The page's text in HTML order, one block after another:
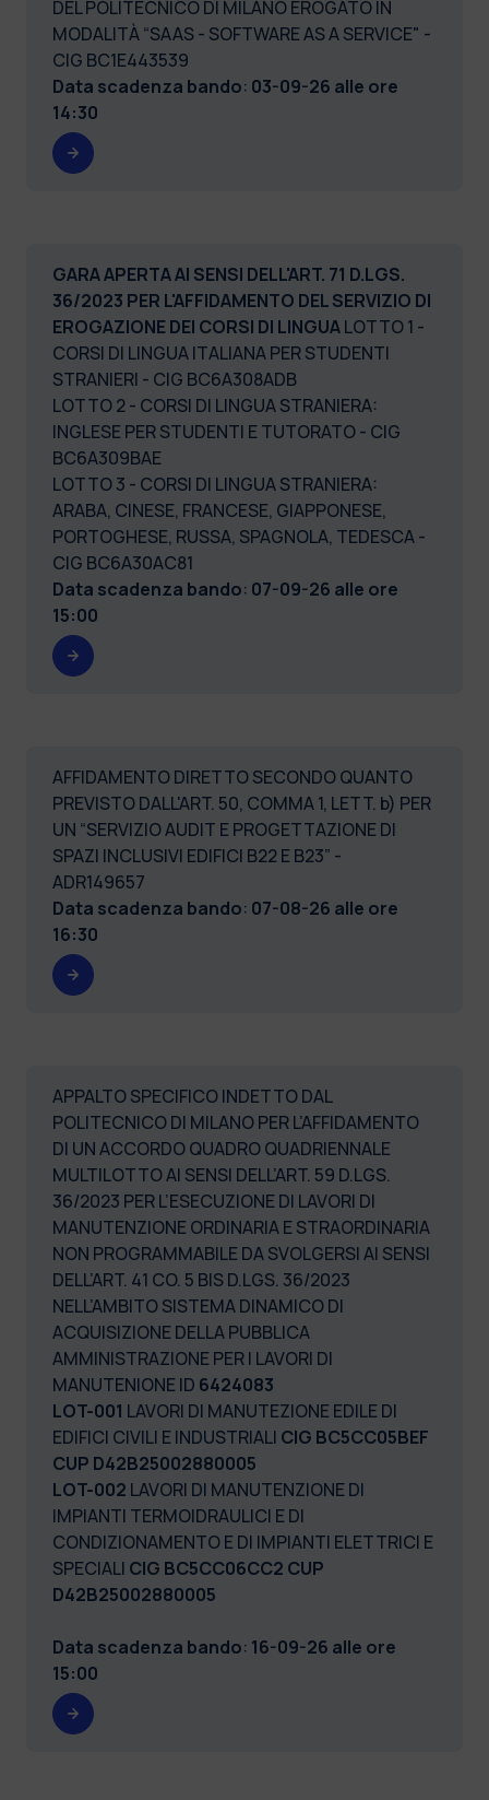
DEL POLITECNICO DI MILANO EROGATO IN
MODALITÀ “SAAS - SOFTWARE AS A SERVICE" -
CIG BC1E443539
Data scadenza bando: 03-09-26 alle ore
14:30
GARA APERTA AI SENSI DELL'ART. 71 D.LGS.
36/2023 PER L'AFFIDAMENTO DEL SERVIZIO DI
EROGAZIONE DEI CORSI DI LINGUALOTTO 1 -
CORSI DI LINGUA ITALIANA PER STUDENTI
STRANIERI - CIG BC6A308ADB
LOTTO 2 - CORSI DI LINGUA STRANIERA:
INGLESE PER STUDENTI E TUTORATO - CIG
BC6A309BAE
LOTTO 3 - CORSI DI LINGUA STRANIERA:
ARABA, CINESE, FRANCESE, GIAPPONESE,
PORTOGHESE, RUSSA, SPAGNOLA, TEDESCA -
CIG BC6A30AC81
Data scadenza bando: 07-09-26 alle ore
15:00
AFFIDAMENTO DIRETTO SECONDO QUANTO
PREVISTO DALL'ART. 50, COMMA 1, LETT. b) PER
UN “SERVIZIO AUDIT E PROGETTAZIONE DI
SPAZI INCLUSIVI EDIFICI B22 E B23” -
ADR149657
Data scadenza bando: 07-08-26 alle ore
16:30
APPALTO SPECIFICO INDETTO DAL
POLITECNICO DI MILANO PER L’AFFIDAMENTO
DI UN ACCORDO QUADRO QUADRIENNALE
MULTILOTTO AI SENSI DELL’ART. 59 D.LGS.
36/2023 PER L’ESECUZIONE DI LAVORI DI
MANUTENZIONE ORDINARIA E STRAORDINARIA
NON PROGRAMMABILE DA SVOLGERSI AI SENSI
DELL’ART. 41 CO. 5 BIS D.LGS. 36/2023
NELL’AMBITO SISTEMA DINAMICO DI
ACQUISIZIONE DELLA PUBBLICA
AMMINISTRAZIONE PER I LAVORI DI
MANUTENIONE ID 6424083
LOT-001 LAVORI DI MANUTEZIONE EDILE DI
EDIFICI CIVILI E INDUSTRIALI CIG BC5CC05BEF
CUP D42B25002880005
LOT-002 LAVORI DI MANUTENZIONE DI
IMPIANTI TERMOIDRAULICI E DI
CONDIZIONAMENTO E DI IMPIANTI ELETTRICI E
SPECIALI CIG BC5CC06CC2 CUP
D42B25002880005
Data scadenza bando: 16-09-26 alle ore
15:00